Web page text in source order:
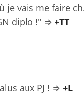
je vais me faire
diplo !" ⇒ +TT
aux PJ ! ⇒ +L